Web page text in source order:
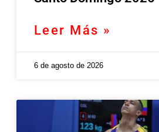
Leer Más »
6 de agosto de 2026